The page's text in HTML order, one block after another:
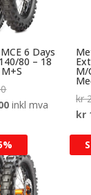
6 Days
80 – 18
Opprinnelig
pris
kr 2.125,00.
Nåværende
er:
kr 1.381,00.
inkl mva
M/
kr
kr